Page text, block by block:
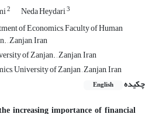
2 Neda Heydari3
of Economics, Faculty of Human
, Zanjan, Iran
of Zanjan. , Zanjan, Iran
University of Zanjan , Zanjan, Iran
چکیده
English
increasing importance of financial